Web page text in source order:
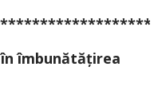
îmbunătățirea